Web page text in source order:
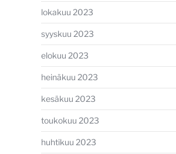
lokakuu 2023
syyskuu 2023
elokuu 2023
heinäkuu 2023
kesäkuu 2023
toukokuu 2023
huhtikuu 2023